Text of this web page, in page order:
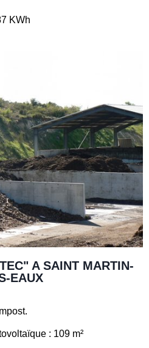
KWh
A SAINT MARTIN-
EAUX
: 109 m²